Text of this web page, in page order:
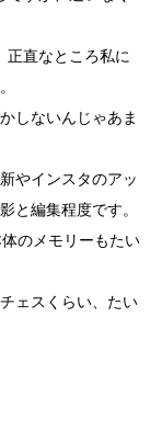
正直なところ私に
しないんじゃあま
やインスタのアッ
と編集程度です。
のメモリーもたい
ェスくらい、たい